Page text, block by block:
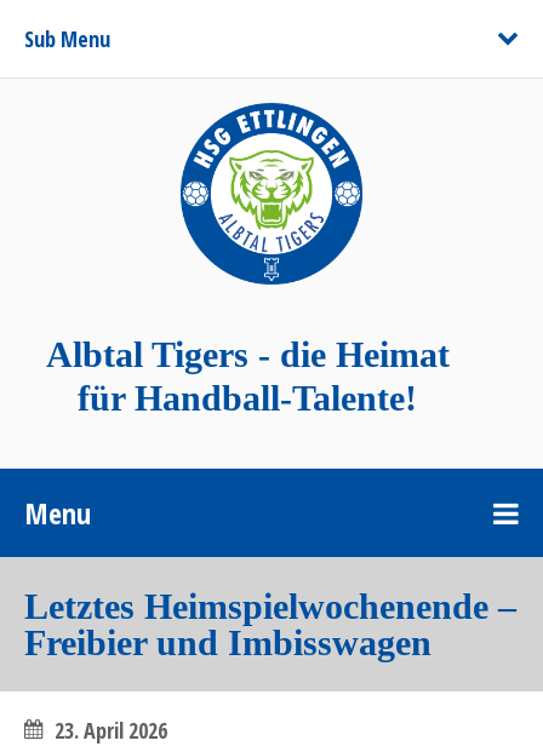
Sub Menu
Albtal Tigers - die Heimat
für Handball-Talente!
Menu
Letztes Heimspielwochenende –
Freibier und Imbisswagen
23. April 2026